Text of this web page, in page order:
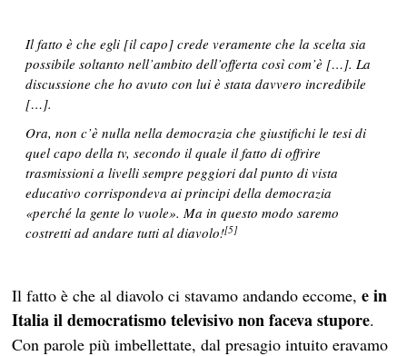
Il fatto è che egli [il capo] crede veramente che la scelta sia
possibile soltanto nell’ambito dell’offerta così com’è […]. La
discussione che ho avuto con lui è stata davvero incredibile
[…].
Ora, non c’è nulla nella democrazia che giustifichi le tesi di
quel capo della tv, secondo il quale il fatto di offrire
trasmissioni a livelli sempre peggiori dal punto di vista
educativo corrispondeva ai principi della democrazia
«perché la gente lo vuole». Ma in questo modo saremo
costretti ad andare tutti al diavolo![5]
Il fatto è che al diavolo ci stavamo andando eccome, e in
Italia il democratismo televisivo non faceva stupore.
Con parole più imbellettate, dal presagio intuito eravamo